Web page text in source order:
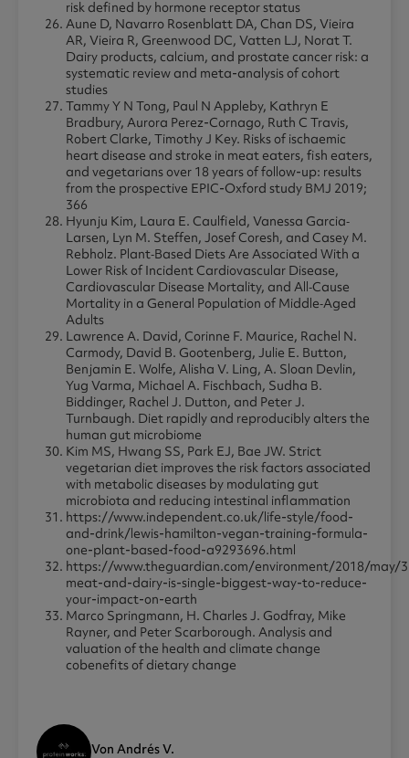
risk defined by hormone receptor status
Aune D, Navarro Rosenblatt DA, Chan DS, Vieira
AR, Vieira R, Greenwood DC, Vatten LJ, Norat T.
Dairy products, calcium, and prostate cancer risk: a
systematic review and meta-analysis of cohort
studies
Tammy Y N Tong, Paul N Appleby, Kathryn E
Bradbury, Aurora Perez-Cornago, Ruth C Travis,
Robert Clarke, Timothy J Key. Risks of ischaemic
heart disease and stroke in meat eaters, fish eaters,
and vegetarians over 18 years of follow-up: results
from the prospective EPIC-Oxford study BMJ 2019;
366
Hyunju Kim, Laura E. Caulfield, Vanessa Garcia‐
Larsen, Lyn M. Steffen, Josef Coresh, and Casey M.
Rebholz. Plant‐Based Diets Are Associated With a
Lower Risk of Incident Cardiovascular Disease,
Cardiovascular Disease Mortality, and All‐Cause
Mortality in a General Population of Middle‐Aged
Adults
Lawrence A. David, Corinne F. Maurice, Rachel N.
Carmody, David B. Gootenberg, Julie E. Button,
Benjamin E. Wolfe, Alisha V. Ling, A. Sloan Devlin,
Yug Varma, Michael A. Fischbach, Sudha B.
Biddinger, Rachel J. Dutton, and Peter J.
Turnbaugh. Diet rapidly and reproducibly alters the
human gut microbiome
Kim MS, Hwang SS, Park EJ, Bae JW. Strict
vegetarian diet improves the risk factors associated
with metabolic diseases by modulating gut
microbiota and reducing intestinal inflammation
https://www.independent.co.uk/life-style/food-
and-drink/lewis-hamilton-vegan-training-formula-
one-plant-based-food-a9293696.html
https://www.theguardian.com/environment/2018/may/
meat-and-dairy-is-single-biggest-way-to-reduce-
your-impact-on-earth
Marco Springmann, H. Charles J. Godfray, Mike
Rayner, and Peter Scarborough. Analysis and
valuation of the health and climate change
cobenefits of dietary change
Von Andrés V.